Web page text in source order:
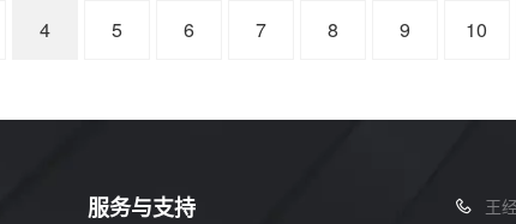
4 5 6 7 8 9 10
服务与支持
王